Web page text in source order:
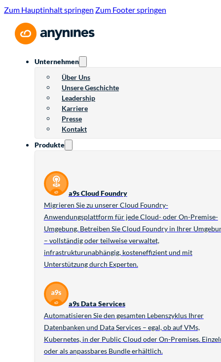
Zum Hauptinhalt springen Zum Footer springen
Unternehmen
Über Uns
Unsere Geschichte
Leadership
Karriere
Presse
Kontakt
Produkte
a9s Cloud Foundry
Migrieren Sie zu unserer Cloud Foundry-
Anwendungsplattform für jede Cloud- oder On-Premise-
Umgebung. Betreiben Sie Cloud Foundry in Ihrer
– vollständig oder teilweise verwaltet,
infrastrukturunabhängig, kosteneffizient und mit
Unterstützung durch Experten.
a9s Data Services
Automatisieren Sie den gesamten Lebenszyklus Ihrer
Datenbanken und Data Services – egal, ob auf VMs,
Kubernetes, in der Public Cloud oder On-Premises.
oder als anpassbares Bundle erhältlich.